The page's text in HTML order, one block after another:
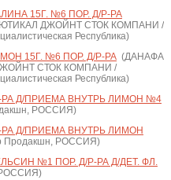
15Г. №6 ПОР. Д/Р-РА
ДЖОЙНТ СТОК КОМПАНИ /
Республика)
15Г. №6 ПОР. Д/Р-РА(ДАНАФА
СТОК КОМПАНИ /
Республика)
РА Д/ПРИЕМА ВНУТРЬ ЛИМОН №4
РОССИЯ)
Д/ПРИЕМА ВНУТРЬ ЛИМОН
Продакшн, РОССИЯ)
№1 ПОР. Д/Р-РА Д/ДЕТ. ФЛ.